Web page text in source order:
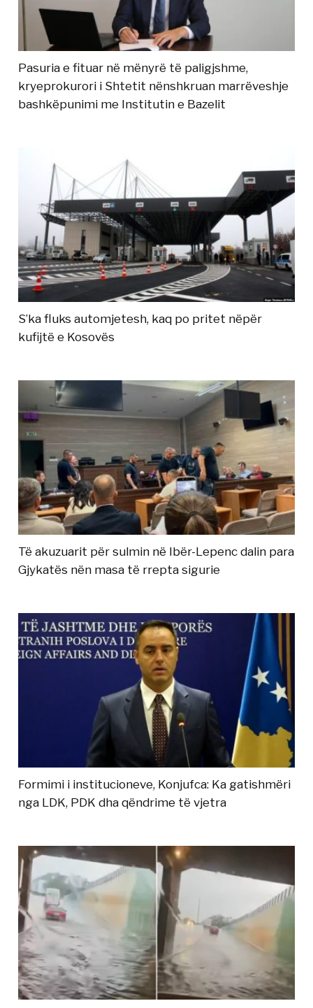
Pasuria e fituar në mënyrë të paligjshme,
kryeprokurori i Shtetit nënshkruan marrëveshje
bashkëpunimi me Institutin e Bazelit
S’ka fluks automjetesh, kaq po pritet nëpër
kufijtë e Kosovës
Të akuzuarit për sulmin në Ibër-Lepenc dalin para
Gjykatës nën masa të rrepta sigurie
Formimi i institucioneve, Konjufca: Ka gatishmëri
nga LDK, PDK dha qëndrime të vjetra